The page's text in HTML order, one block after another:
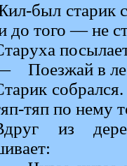
был старик
до того — не
Поезжай в
тяп по нему
из